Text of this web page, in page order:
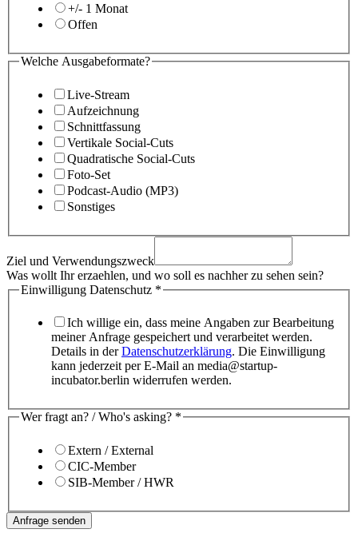
+/- 1 Monat
Offen
Welche Ausgabeformate?
Live-Stream
Aufzeichnung
Schnittfassung
Vertikale Social-Cuts
Quadratische Social-Cuts
Foto-Set
Podcast-Audio (MP3)
Sonstiges
Ziel und Verwendungszweck
Was wollt Ihr erzaehlen, und wo soll es nachher zu sehen sein?
Einwilligung Datenschutz *
Ich willige ein, dass meine Angaben zur Bearbeitung
meiner Anfrage gespeichert und verarbeitet werden.
Details in derDatenschutzerklärung. Die Einwilligung
kann jederzeit per E-Mail an media@startup-
incubator.berlin widerrufen werden.
Wer fragt an? / Who's asking? *
Extern / External
CIC-Member
SIB-Member / HWR
Anfrage senden